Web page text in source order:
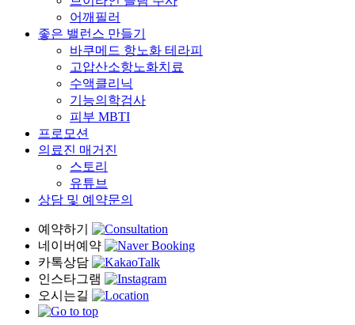
어깨필러
좋은 밸런스 만들기
바쿠메드 항노화 테라피
고압산소항노화치료
수액클리닉
기능의학검사
피부 MBTI
프로모션
의료진 매거진
스토리
유튜브
상담 및 예약문의